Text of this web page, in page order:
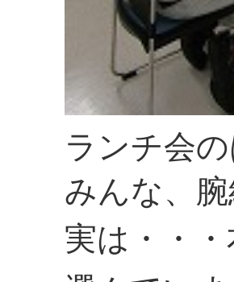
ランチ会
みんな、
実は・・